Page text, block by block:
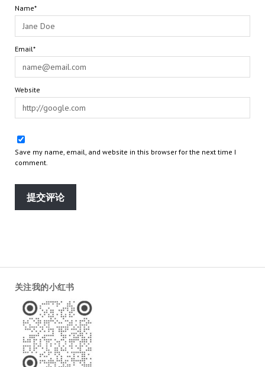
Name*
Email*
Website
Save my name, email, and website in this browser for the next time I
comment.
关注我的小红书